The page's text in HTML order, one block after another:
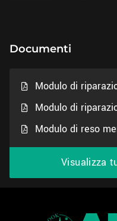
Documenti
Modulo di
Modulo di
Modulo di reso
Visualizza